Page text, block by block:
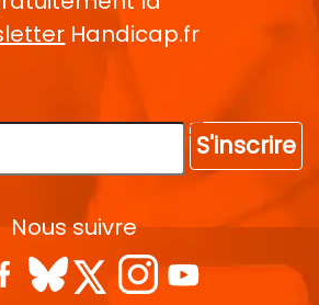
Handicap.fr
S'inscrire
Nous suivre